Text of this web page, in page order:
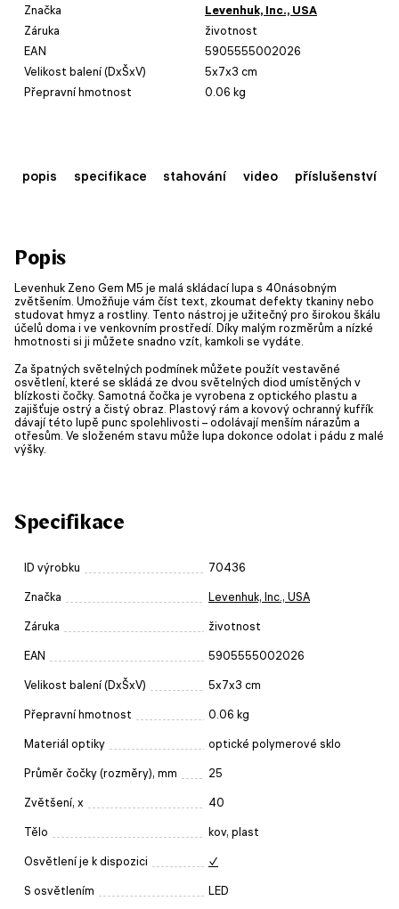
Značka
Levenhuk, Inc., USA
Záruka
životnost
EAN
5905555002026
Velikost balení (DxŠxV)
5x7x3 cm
Přepravní hmotnost
0.06 kg
popis specifikace stahování video příslušenství
Popis
Levenhuk Zeno Gem M5 je malá skládací lupa s 40násobným
zvětšením. Umožňuje vám číst text, zkoumat defekty tkaniny nebo
studovat hmyz a rostliny. Tento nástroj je užitečný pro širokou škálu
účelů doma i ve venkovním prostředí. Díky malým rozměrům a nízké
hmotnosti si ji můžete snadno vzít, kamkoli se vydáte.
Za špatných světelných podmínek můžete použít vestavěné
osvětlení, které se skládá ze dvou světelných diod umístěných v
blízkosti čočky. Samotná čočka je vyrobena z optického plastu a
zajišťuje ostrý a čistý obraz. Plastový rám a kovový ochranný kufřík
dávají této lupě punc spolehlivosti – odolávají menším nárazům a
otřesům. Ve složeném stavu může lupa dokonce odolat i pádu z malé
výšky.
Specifikace
ID výrobku 70436
Značka Levenhuk, Inc., USA
Záruka životnost
EAN 5905555002026
Velikost balení (DxŠxV) 5x7x3 cm
Přepravní hmotnost 0.06 kg
Materiál optiky optické polymerové sklo
Průměr čočky (rozměry), mm 25
Zvětšení, x 40
Tělo kov, plast
Osvětlení je k dispozici ✓
S osvětlením LED